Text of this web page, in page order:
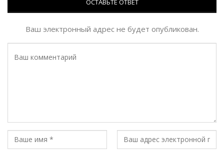
ОСТАВЬТЕ ОТВЕТ
Ваш электронный адрес не будет опубликован.